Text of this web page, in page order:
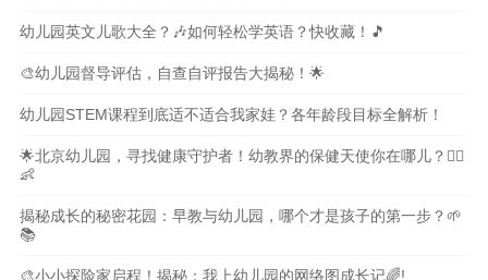
幼儿园英文儿歌大全？🎶如何轻松学英语？快收藏！🎵
🎨幼儿园督导评估，自查自评报告大揭秘！🌟
幼儿园STEM课程到底适不适合我家娃？各年龄段目标全解析！
🌟北京幼儿园，寻找健康守护者！幼教界的保健天使你在哪儿？👩‍⚕️
👶
揭秘成长的秘密花园：早教与幼儿园，哪个才是孩子的第一步？🌱
📚
🎨小小探险家启程！揭秘：我上幼儿园的网络图成长记🌈!